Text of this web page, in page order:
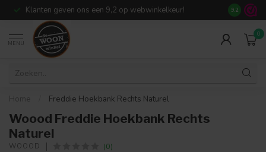
Klanten geven ons een 9,2 op webwinkelkeur! Meer dan
9.2
MENU
0
Home Freddie Hoekbank Rechts Naturel
Woood Freddie Hoekbank Rechts
Naturel
WOOOD (0)